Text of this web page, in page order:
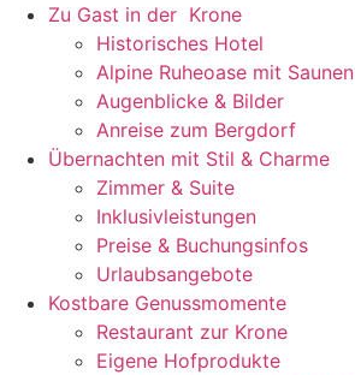
Zu Gast in der Krone
Historisches Hotel
Alpine Ruheoase mit Saunen
Augenblicke & Bilder
Anreise zum Bergdorf
Übernachten mit Stil & Charme
Zimmer & Suite
Inklusivleistungen
Preise & Buchungsinfos
Urlaubsangebote
Kostbare Genussmomente
Restaurant zur Krone
Eigene Hofprodukte